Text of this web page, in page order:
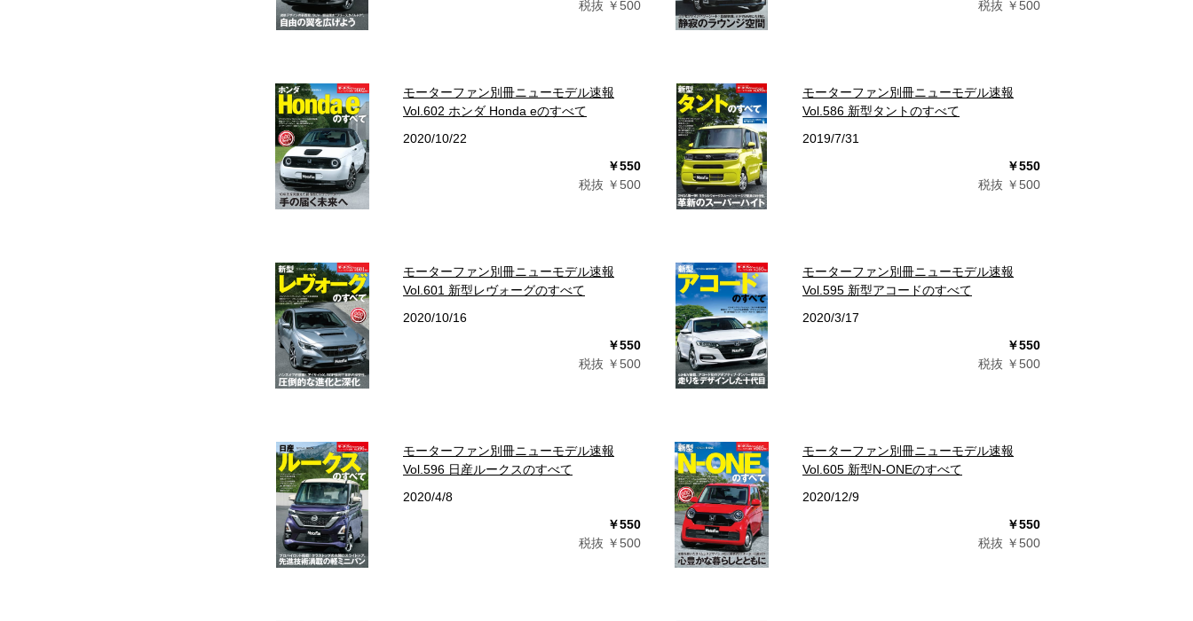
税抜 ￥500
税抜 ￥500
モーターファン別冊ニューモデル速報
Vol.602 ホンダ Honda eのすべて
2020/10/22
￥550
税抜 ￥500
モーターファン別冊ニューモデル速報
Vol.586 新型タントのすべて
2019/7/31
￥550
税抜 ￥500
モーターファン別冊ニューモデル速報
Vol.601 新型レヴォーグのすべて
2020/10/16
￥550
税抜 ￥500
モーターファン別冊ニューモデル速報
Vol.595 新型アコードのすべて
2020/3/17
￥550
税抜 ￥500
モーターファン別冊ニューモデル速報
Vol.596 日産ルークスのすべて
2020/4/8
￥550
税抜 ￥500
モーターファン別冊ニューモデル速報
Vol.605 新型N-ONEのすべて
2020/12/9
￥550
税抜 ￥500